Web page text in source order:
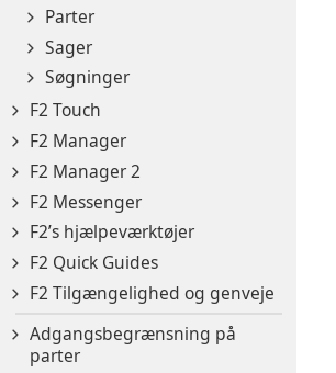
Parter
Sager
Søgninger
F2 Touch
F2 Manager
F2 Manager 2
F2 Messenger
F2’s hjælpeværktøjer
F2 Quick Guides
F2 Tilgængelighed og genveje
Adgangsbegrænsning på
parter